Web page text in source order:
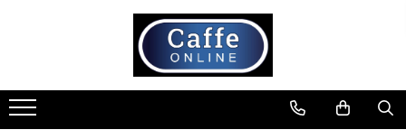
Cafea
Cafea Boabe